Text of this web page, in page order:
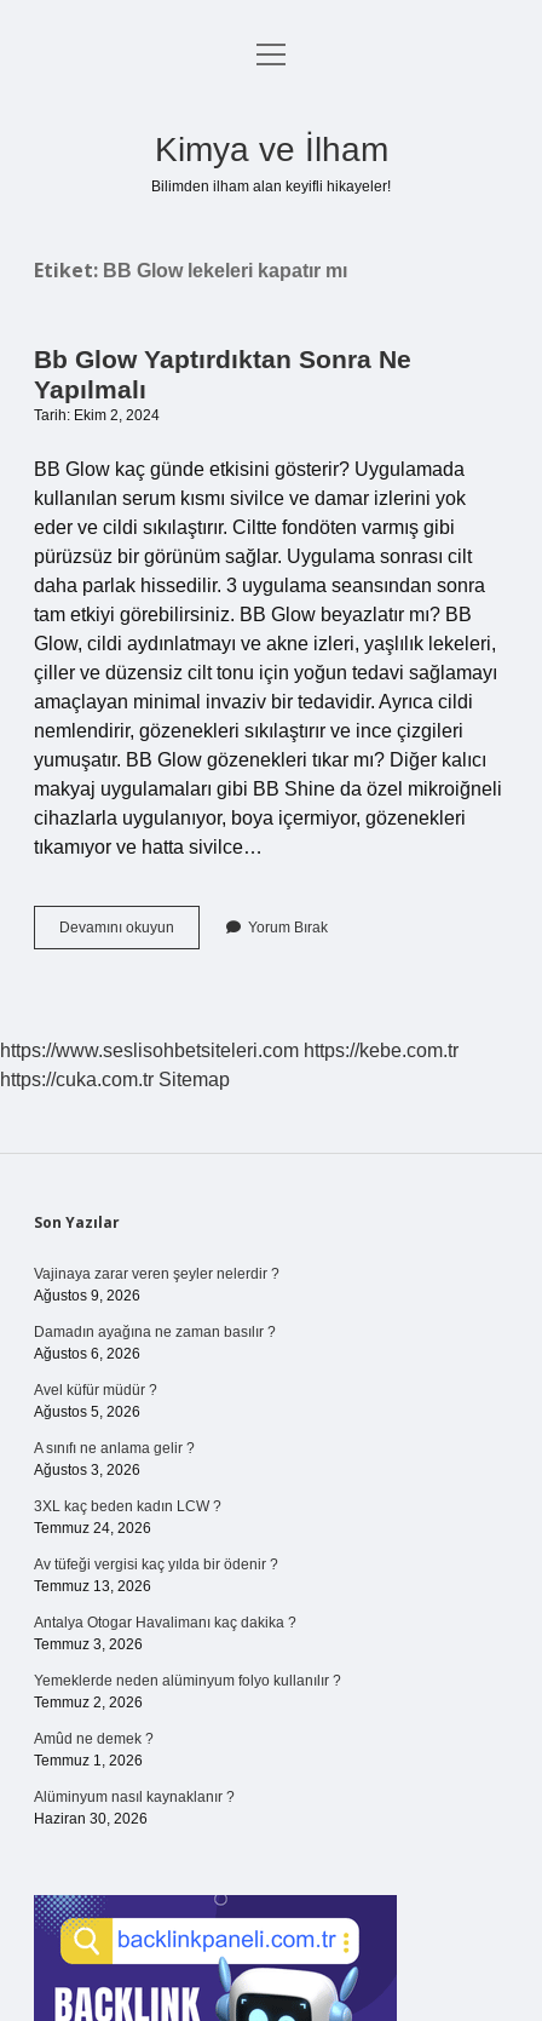
Anasayfa
menüyü
Kimya ve İlham
Bilimden ilham alan keyifli hikayeler!
Etiket: BB Glow lekeleri kapatır mı
Bb Glow Yaptırdıktan Sonra Ne
Yapılmalı
Tarih: Ekim 2, 2024
BB Glow kaç günde etkisini gösterir? Uygulamada
kullanılan serum kısmı sivilce ve damar izlerini yok
eder ve cildi sıkılaştırır. Ciltte fondöten varmış gibi
pürüzsüz bir görünüm sağlar. Uygulama sonrası cilt
daha parlak hissedilir. 3 uygulama seansından sonra
tam etkiyi görebilirsiniz. BB Glow beyazlatır mı? BB
Glow, cildi aydınlatmayı ve akne izleri, yaşlılık lekeleri,
çiller ve düzensiz cilt tonu için yoğun tedavi sağlamayı
amaçlayan minimal invaziv bir tedavidir. Ayrıca cildi
nemlendirir, gözenekleri sıkılaştırır ve ince çizgileri
yumuşatır. BB Glow gözenekleri tıkar mı? Diğer kalıcı
makyaj uygulamaları gibi BB Shine da özel mikroiğneli
cihazlarla uygulanıyor, boya içermiyor, gözenekleri
tıkamıyor ve hatta sivilce…
Devamını okuyun
Glow
Yorum Bırak
https://www.seslisohbetsiteleri.com https://kebe.com.tr
https://cuka.com.tr Sitemap
Sidebar
Son Yazılar
Vajinaya zarar veren şeyler nelerdir ?
Ağustos 9, 2026
Damadın ayağına ne zaman basılır ?
Ağustos 6, 2026
Avel küfür müdür ?
Ağustos 5, 2026
A sınıfı ne anlama gelir ?
Ağustos 3, 2026
3XL kaç beden kadın LCW ?
Temmuz 24, 2026
Av tüfeği vergisi kaç yılda bir ödenir ?
Temmuz 13, 2026
Antalya Otogar Havalimanı kaç dakika ?
Temmuz 3, 2026
Yemeklerde neden alüminyum folyo kullanılır ?
Temmuz 2, 2026
Amûd ne demek ?
Temmuz 1, 2026
Alüminyum nasıl kaynaklanır ?
Haziran 30, 2026